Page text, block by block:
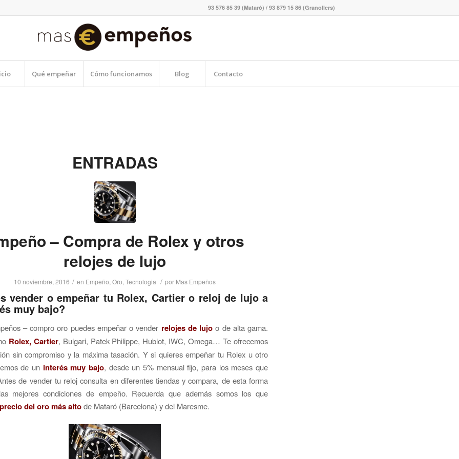
93 576 85 39 (Mataró) / 93 879 15 86 (Granollers)
Qué empeñar Cómo funcionamos Blog Contacto
ENTRADAS
– Compra de Rolex y otros
relojes de lujo
10 noviembre, 2016 / en Empeño, Oro, Tecnologia / por Mas Empeños
vender o empeñar tu Rolex, Cartier o reloj de lujo a
muy bajo?
– compro oro puedes empeñar o vender relojes de lujo o de alta gama.
Rolex, Cartier, Bulgari, Patek Philippe, Hublot, IWC, Omega… Te ofrecemos
sin compromiso y la máxima tasación. Y si quieres empeñar tu Rolex u otro
de un interés muy bajo, desde un 5% mensual fijo, para los meses que
de vender tu reloj consulta en diferentes tiendas y compara, de esta forma
mejores condiciones de empeño. Recuerda que además somos los que
precio del oro más altode Mataró (Barcelona) y del Maresme.